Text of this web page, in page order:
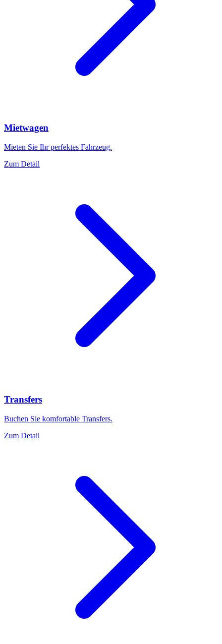
Mietwagen
Mieten Sie Ihr perfektes Fahrzeug.
Zum Detail
Transfers
Buchen Sie komfortable Transfers.
Zum Detail